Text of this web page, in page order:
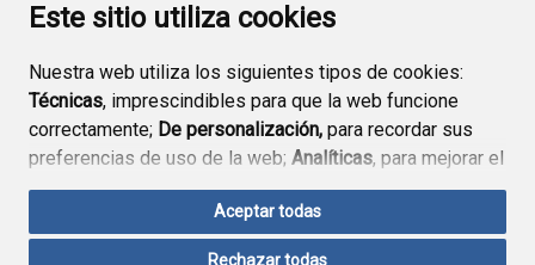
Este sitio utiliza cookies
Nuestra web utiliza los siguientes tipos de cookies:
Técnicas, imprescindibles para que la web funcione
correctamente; De personalización, para recordar sus
preferencias de uso de la web; Analíticas, para mejorar el
funcionamiento de la web y sus servicios.
Si acepta pulsando el botón“Aceptar todas”
Aceptar todas
Rechazar todas